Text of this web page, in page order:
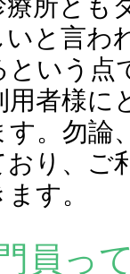
所とも
と言わ
という点
用者様に
す。勿論
り、ご
す。
員っ